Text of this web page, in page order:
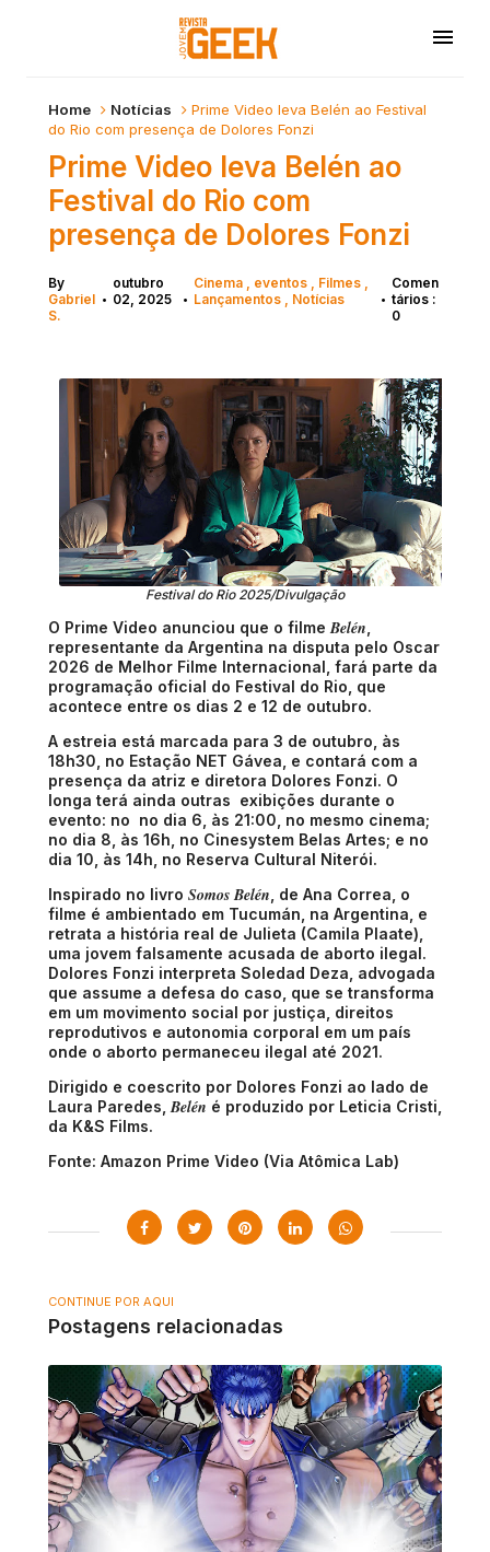
Home Notícias
Prime Video leva Belén ao Festival
do Rio com presença de Dolores Fonzi
Prime Video leva Belén ao
Festival do Rio com
presença de Dolores Fonzi
By
Gabriel
S.
•
outubro
02, 2025
•
Cinema eventos
Filmes
Lançamentos
Notícias •
Comen
tários :
0
Festival do Rio 2025/Divulgação
O Prime Video anunciou que o filme Belén
representante da Argentina na disputa pelo Oscar
2026 de Melhor Filme Internacional, fará parte da
programação oficial do Festival do Rio, que
acontece entre os dias 2 e 12 de outubro.
A estreia está marcada para 3 de outubro, às
18h30, no Estação NET Gávea, e contará com a
presença da atriz e diretora Dolores Fonzi. O
longa terá ainda outras exibições durante o
evento: no no dia 6, às 21:00, no mesmo cinema;
no dia 8, às 16h, no Cinesystem Belas Artes; e no
dia 10, às 14h, no Reserva Cultural Niterói.
Inspirado no livro Somos Belén , de Ana Correa, o
filme é ambientado em Tucumán, na Argentina, e
retrata a história real de Julieta (Camila Plaate),
uma jovem falsamente acusada de aborto ilegal.
Dolores Fonzi interpreta Soledad Deza, advogada
que assume a defesa do caso, que se transforma
em um movimento social por justiça, direitos
reprodutivos e autonomia corporal em um país
onde o aborto permaneceu ilegal até 2021.
Dirigido e coescrito por Dolores Fonzi ao lado de
Laura Paredes, Belén é produzido por Leticia Cristi,
da K&S Films.
Fonte: Amazon Prime Video (Via Atômica Lab)
CONTINUE POR AQUI
Postagens relacionadas